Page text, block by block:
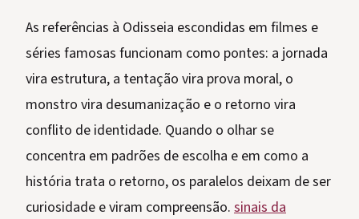
As referências à Odisseia escondidas em filmes e
séries famosas funcionam como pontes: a jornada
vira estrutura, a tentação vira prova moral, o
monstro vira desumanização e o retorno vira
conflito de identidade. Quando o olhar se
concentra em padrões de escolha e em como a
história trata o retorno, os paralelos deixam de ser
curiosidade e viram compreensão. sinais da